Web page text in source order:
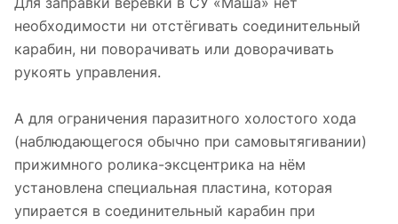
необходимости ни отстёгивать соединительный
карабин, ни поворачивать или доворачивать
рукоять управления.
А для ограничения паразитного холостого хода
(наблюдающегося обычно при самовытягивании)
прижимного ролика-эксцентрика на нём
установлена специальная пластина, которая
упирается в соединительный карабин при